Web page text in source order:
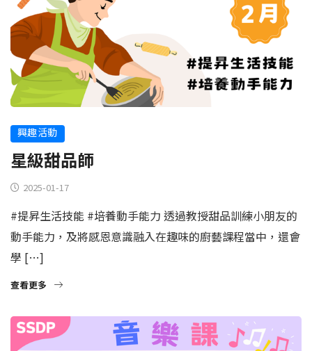
興趣活動
星級甜品師
2025-01-17
#提昇生活技能 #培養動手能力 透過教授甜品訓練小朋友的
動手能力，及將感恩意識融入在趣味的廚藝課程當中，還會
學 […]
查看更多